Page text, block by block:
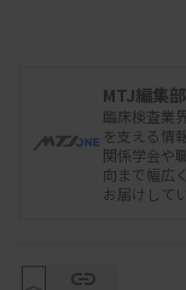
基礎知識、患
チェックリス
MTJ編集部
臨床検査業
を支える情
関係学会や
向まで幅広
お届けして